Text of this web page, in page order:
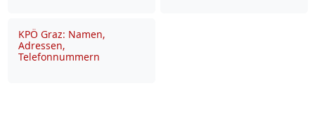
KPÖ Graz: Namen,
Adressen,
Telefonnummern